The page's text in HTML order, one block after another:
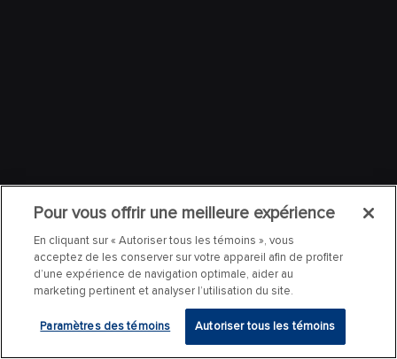
Pour vous offrir une meilleure expérience
En cliquant sur « Autoriser tous les témoins », vous
acceptez de les conserver sur votre appareil afin de profiter
d’une expérience de navigation optimale, aider au
marketing pertinent et analyser l’utilisation du site.
Paramètres des témoins Autoriser tous les témoins